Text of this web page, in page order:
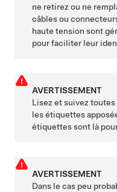
ne retirez ou ne
câbles ou
haute tension sont
pour faciliter leur
AVERTISSEMENT
Lisez et suivez
les étiquettes
étiquettes sont là
AVERTISSEMENT
Dans le cas peu